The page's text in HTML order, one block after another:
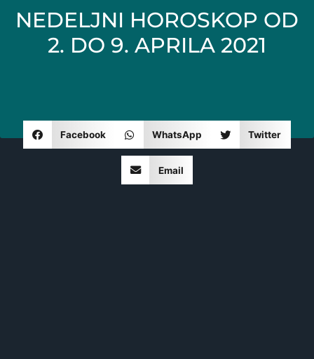
NEDELJNI HOROSKOP OD
2. DO 9. APRILA 2021
Facebook WhatsApp Twitter
Email